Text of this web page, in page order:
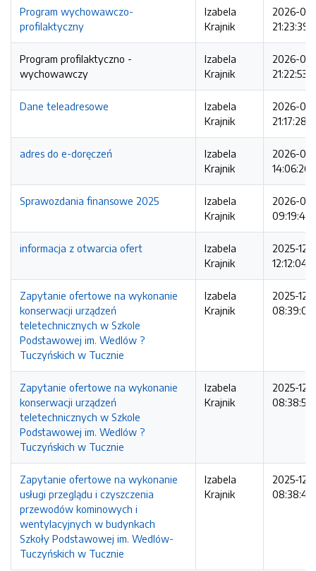
Program wychowawczo-
profilaktyczny
Izabela
Krajnik
2026-
21:23:39
Program profilaktyczno -
wychowawczy
Izabela
Krajnik
2026-
21:22:53
Dane teleadresowe
Izabela
Krajnik
2026-
21:17:28
adres do e-doręczeń
Izabela
Krajnik
2026-
14:06:26
Sprawozdania finansowe 2025
Izabela
Krajnik
2026-03-
09:19:45
informacja z otwarcia ofert
Izabela
Krajnik
2025-12-
12:12:04
Zapytanie ofertowe na wykonanie
konserwacji urządzeń
teletechnicznych w Szkole
Podstawowej im. Wedlów ?
Tuczyńskich w Tucznie
Izabela
Krajnik
2025-12-
08:39:08
Zapytanie ofertowe na wykonanie
konserwacji urządzeń
teletechnicznych w Szkole
Podstawowej im. Wedlów ?
Tuczyńskich w Tucznie
Izabela
Krajnik
2025-12-
08:38:58
Zapytanie ofertowe na wykonanie
usługi przeglądu i czyszczenia
przewodów kominowych i
wentylacyjnych w budynkach
Szkoły Podstawowej im. Wedlów-
Tuczyńskich w Tucznie
Izabela
Krajnik
2025-12-
08:38:40